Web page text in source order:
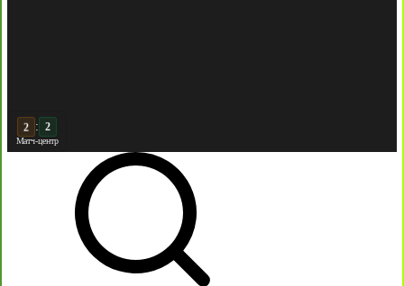
3 : 2
Матч-центр